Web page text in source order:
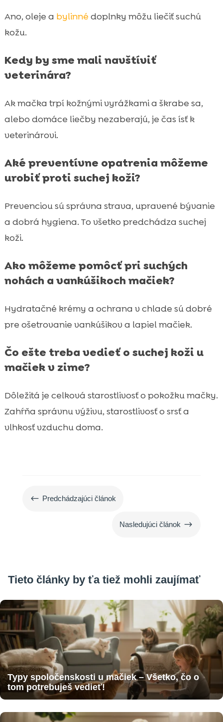
Ano, oleje a bylinné doplnky môžu liečiť suchú
kožu.
Kedy by sme mali navštíviť
veterinára?
Ak mačka trpí kožnými vyrážkami a škrabe sa,
alebo domáce liečby nezaberajú, je čas ísť k
veterinárovi.
Aké preventívne opatrenia môžeme
urobiť proti suchej koži?
Prevenciou sú správna strava, upravené bývanie
a dobrá hygiena. To všetko predchádza suchej
koži.
Ako môžeme pomôcť pri suchých
nohách a vankúšikoch mačiek?
Hydratačné krémy a ochrana v chlade sú dobré
pre ošetrovanie vankúšikov a lapiel mačiek.
Čo ešte treba vedieť o suchej koži u
mačiek v zime?
Dôležitá je celková starostlivosť o pokožku mačky.
Zahŕňa správnu výživu, starostlivosť o srsť a
vlhkosť vzduchu doma.
# Predchádzajúci článok
Nasledujúci článok $
Tieto články by ťa tiež mohli zaujímať
Typy spoločenskosti u mačiek – Všetko, čo o
tom potrebuješ vedieť!